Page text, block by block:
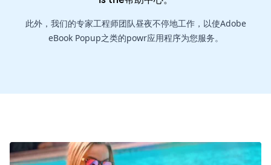
此外，我们的专家工程师团队昼夜不停地工作，以使Adobe
eBook Popup之类的powr应用程序为您服务。